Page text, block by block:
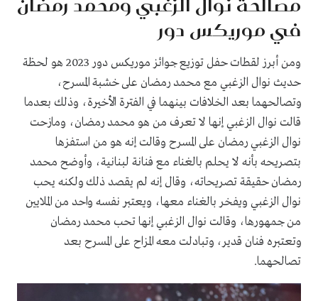
في موريكس دور
ومن أبرز لقطات حفل توزيع جوائز موريكس دور 2023 هو لحظة
حديث نوال الزغبي مع محمد رمضان على خشبة المسرح،
وتصالحهما بعد الخلافات بينهما في الفترة الأخيرة، وذلك بعدما
قالت نوال الزغبي إنها لا تعرف من هو محمد رمضان، ومازحت
نوال الزغبي رمضان على المسرح وقالت إنه هو من استفزها
بتصريحه بأنه لا يحلم بالغناء مع فنانة لبنانية، وأوضح محمد
رمضان حقيقة تصريحاته، وقال إنه لم يقصد ذلك ولكنه يحب
نوال الزغبي ويفخر بالغناء معها، ويعتبر نفسه واحد من الملايين
من جمهورها، وقالت نوال الزغبي إنها تحب محمد رمضان
وتعتبره فنان قدير، وتبادلت معه المزاح على المسرح بعد
تصالحهما.